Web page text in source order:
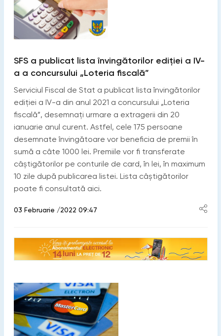
SFS a publicat lista învingătorilor ediției a IV-
a a concursului „Loteria fiscală”
Serviciul Fiscal de Stat a publicat lista învingătorilor
ediției a IV-a din anul 2021 a concursului „Loteria
fiscală”, desemnați urmare a extragerii din 20
ianuarie anul curent. Astfel, cele 175 persoane
desemnate învingătoare vor beneficia de premii în
sumă a câte 1000 lei. Premiile vor fi transferate
câștigătorilor pe conturile de card, în lei, în maximum
10 zile după publicarea listei. Lista câștigătorilor
poate fi consultată aici.
03 Februarie /2022 09:47